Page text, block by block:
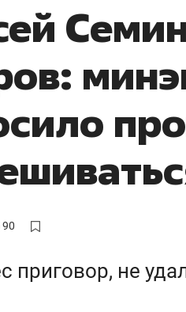
90
приговор, не
Василь Мазитов
МАРТ
«Не зная местных
потерять минимум
Как бизнесу выйти на зарубежные